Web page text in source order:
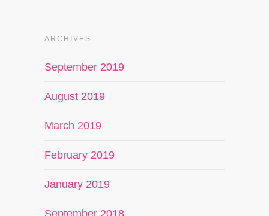
ARCHIVES
September 2019
August 2019
March 2019
February 2019
January 2019